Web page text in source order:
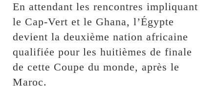
En attendant les rencontres impliquant
le Cap-Vert et le Ghana, l’Égypte
devient la deuxième nation africaine
qualifiée pour les huitièmes de finale
de cette Coupe du monde, après le
Maroc.